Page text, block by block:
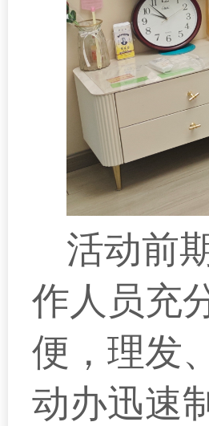
活动前
作人员充
便，理发
动办迅速